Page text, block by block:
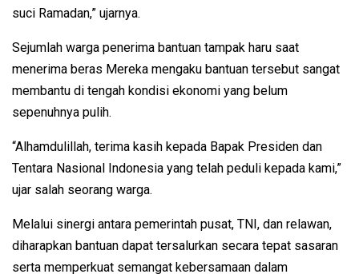
suci Ramadan,” ujarnya.
Sejumlah warga penerima bantuan tampak haru saat
menerima beras Mereka mengaku bantuan tersebut sangat
membantu di tengah kondisi ekonomi yang belum
sepenuhnya pulih.
“Alhamdulillah, terima kasih kepada Bapak Presiden dan
Tentara Nasional Indonesia yang telah peduli kepada kami,”
ujar salah seorang warga.
Melalui sinergi antara pemerintah pusat, TNI, dan relawan,
diharapkan bantuan dapat tersalurkan secara tepat sasaran
serta memperkuat semangat kebersamaan dalam